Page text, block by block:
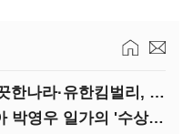
무림·한솔, 관세 직격…깨끗한나라·유한킴벌리, 수익성 악화
(단독)임금체불 대유위니아 박영우 일가의 '수상한 별장'